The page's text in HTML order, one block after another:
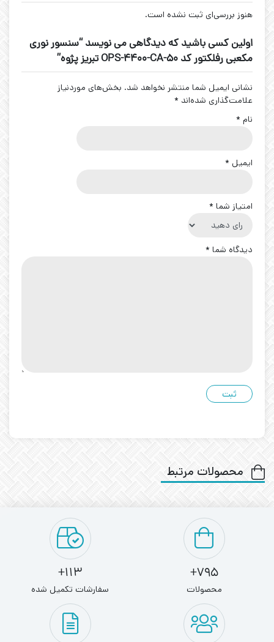
هنوز بررسی‌ای ثبت نشده است.
اولین کسی باشید که دیدگاهی می نویسد “سنسور نوری
مکعبی رفلکتور کد OPS-4400-CA-50 تبریز پژوه”
نشانی ایمیل شما منتشر نخواهد شد. بخش‌های موردنیاز
علامت‌گذاری شده‌اند *
نام *
ایمیل *
امتیاز شما *
دیدگاه شما *
محصولات مرتبط
795+
محصولات
113+
سفارشات تکمیل شده